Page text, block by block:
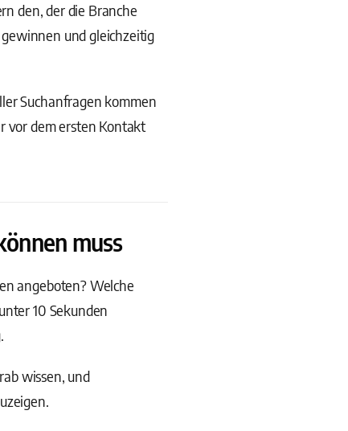
den, der die Branche
und gleichzeitig
Suchanfragen kommen
vor dem ersten Kontakt
muss
angeboten? Welche
10 Sekunden
wissen, und